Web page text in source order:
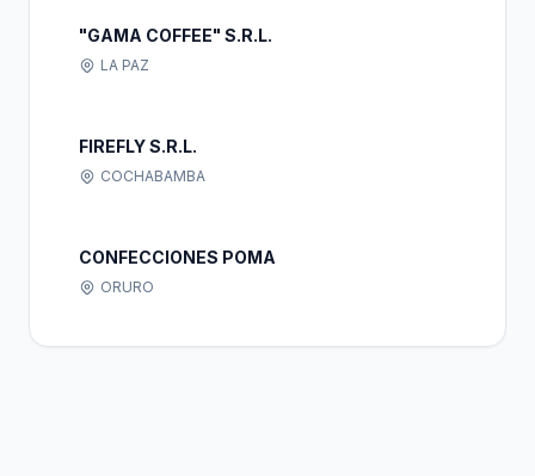
"GAMA COFFEE" S.R.L.
LA PAZ
FIREFLY S.R.L.
COCHABAMBA
CONFECCIONES POMA
ORURO